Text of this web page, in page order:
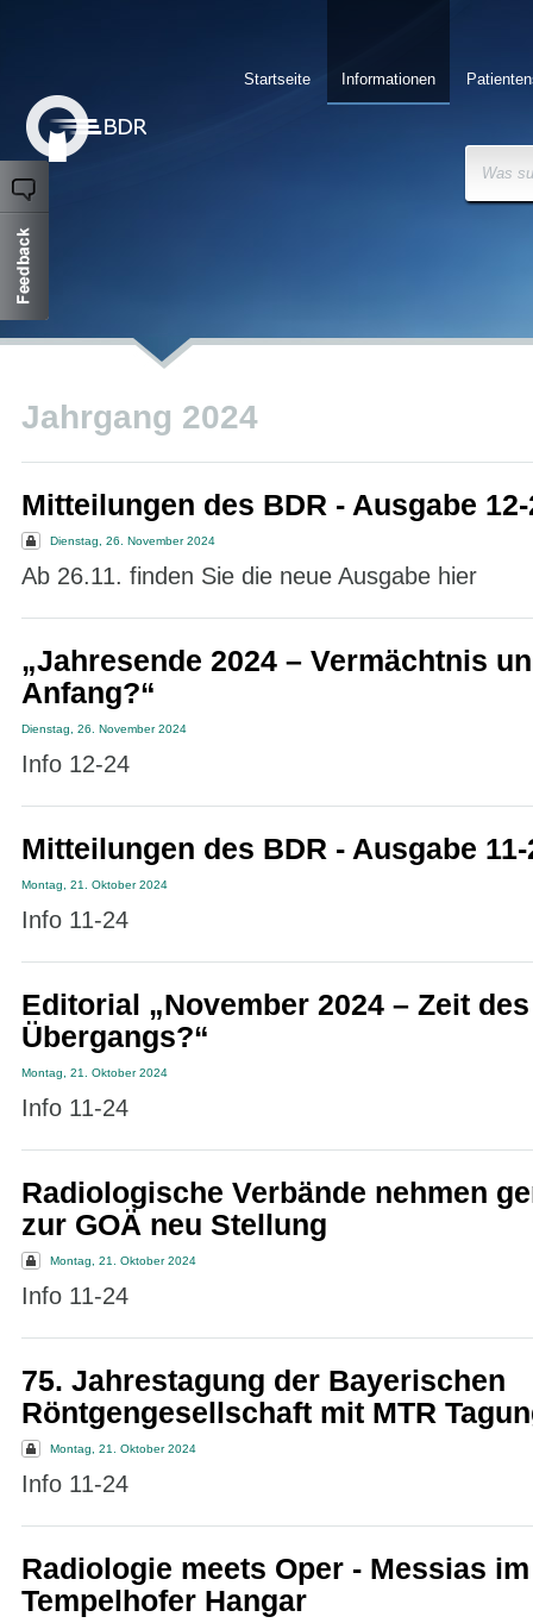
Informationen
Startseite
Was
Jahrgang 2024
Mitteilungen des BDR - Ausgabe 12-
Dienstag, 26. November 2024
Ab 26.11. finden Sie die neue Ausgabe hier
„Jahresende 2024 – Vermächtnis
Anfang?“
Dienstag, 26. November 2024
Info 12-24
Mitteilungen des BDR - Ausgabe 11-
Montag, 21. Oktober 2024
Info 11-24
Editorial „November 2024 – Zeit des
Übergangs?“
Montag, 21. Oktober 2024
Info 11-24
Radiologische Verbände nehmen
zur GOÄ neu Stellung
Montag, 21. Oktober 2024
Info 11-24
75. Jahrestagung der Bayerischen
Röntgengesellschaft mit MTR
Montag, 21. Oktober 2024
Info 11-24
Radiologie meets Oper - Messias im
Tempelhofer Hangar